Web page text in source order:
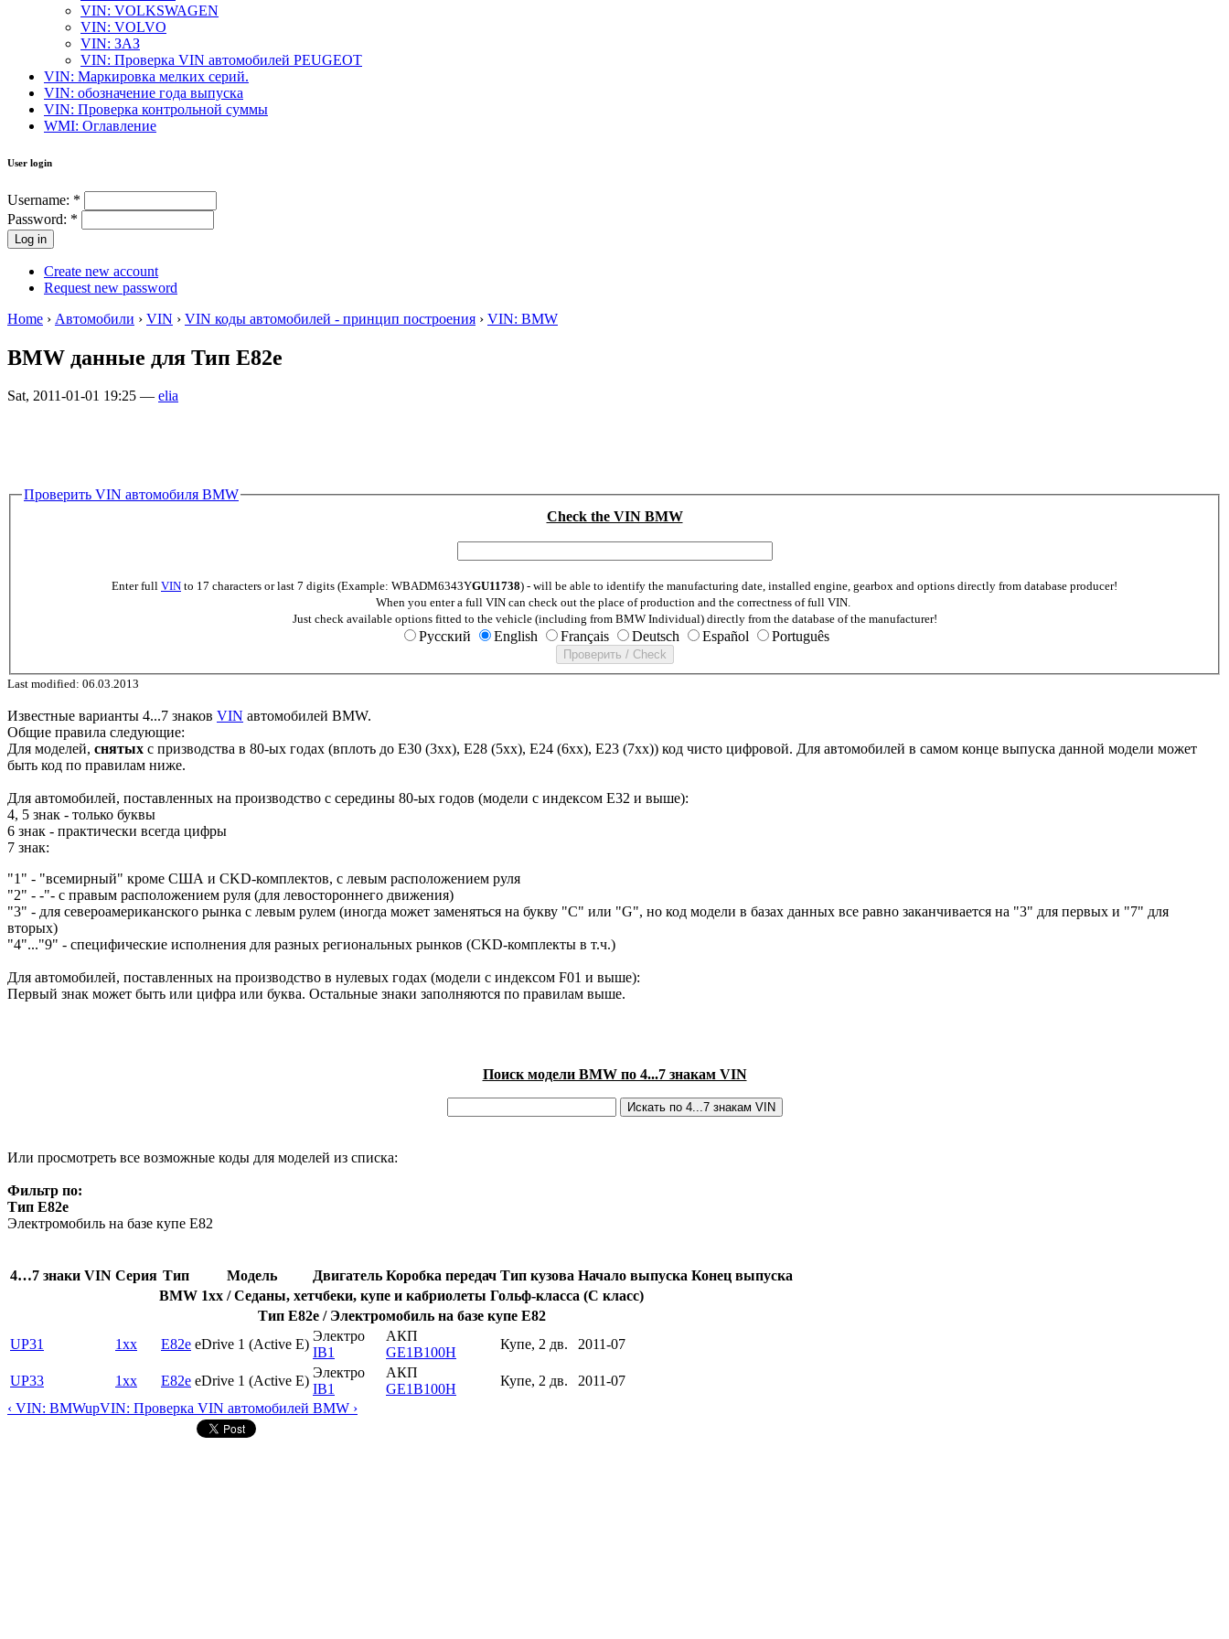
VIN: VOLKSWAGEN
VIN: VOLVO
VIN: ЗАЗ
VIN: Проверка VIN автомобилей PEUGEOT
VIN: Маркировка мелких серий.
VIN: обозначение года выпуска
VIN: Проверка контрольной суммы
WMI: Оглавление
User login
Username: *
Password: *
Create new account
Request new password
Home › Автомобили › VIN › VIN коды автомобилей - принцип построения › VIN: BMW
BMW данные для Тип E82e
Sat, 2011-01-01 19:25 — elia
Проверить VIN автомобиля BMW
Check the VIN BMW
Enter full VIN to 17 characters or last 7 digits (Example: WBADM6343YGU11738) - will be able to identify the manufacturing date, installed engine, gearbox and options directly from database producer!
When you enter a full VIN can check out the place of production and the correctness of full VIN.
Just check available options fitted to the vehicle (including from BMW Individual) directly from the database of the manufacturer!
Русский English Français Deutsch Español Português
Last modified: 06.03.2013
Известные варианты 4...7 знаков VIN автомобилей BMW.
Общие правила следующие:
Для моделей, снятых с призводства в 80-ых годах (вплоть до E30 (3xx), E28 (5xx), E24 (6xx), E23 (7xx)) код чисто цифровой. Для автомобилей в самом конце выпуска данной модели может
быть код по правилам ниже.
Для автомобилей, поставленных на производство с середины 80-ых годов (модели с индексом E32 и выше):
4, 5 знак - только буквы
6 знак - практически всегда цифры
7 знак:
"1" - "всемирный" кроме США и CKD-комплектов, с левым расположением руля
"2" - -"- с правым расположением руля (для левостороннего движения)
"3" - для североамериканского рынка с левым рулем (иногда может заменяться на букву "C" или "G", но код модели в базах данных все равно заканчивается на "3" для первых и "7" для
вторых)
"4"..."9" - специфические исполнения для разных региональных рынков (CKD-комплекты в т.ч.)
Для автомобилей, поставленных на производство в нулевых годах (модели с индексом F01 и выше):
Первый знак может быть или цифра или буква. Остальные знаки заполняются по правилам выше.
Поиск модели BMW по 4...7 знакам VIN
Или просмотреть все возможные коды для моделей из списка:
Фильтр по:
Тип E82e
Электромобиль на базе купе E82
4…7 знаки VIN Серия Тип Модель Двигатель Коробка передач Тип кузова Начало выпуска Конец выпуска
BMW 1xx / Седаны, хетчбеки, купе и кабриолеты Гольф-класса (C класс)
Тип E82e / Электромобиль на базе купе E82
UP31
1xx E82e eDrive 1 (Active E)
Электро
IB1
АКП
GE1B100H
Купе, 2 дв. 2011-07
UP33 1xx E82e eDrive 1 (Active E)
Электро
IB1
АКП
GE1B100H
Купе, 2 дв.
2011-07
‹ VIN: BMWupVIN: Проверка VIN автомобилей BMW ›